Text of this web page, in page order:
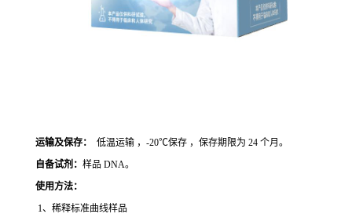
运输及保存：
低温运输 ，-20℃保存 ，保存期限为 24 个月。
自备试剂： 样品 DNA。
使用方法：
1、稀释标准曲线样品